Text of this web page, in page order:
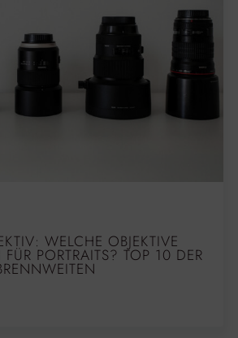
WELCHE OBJEKTIVE
PORTRAITS? TOP 10 DER